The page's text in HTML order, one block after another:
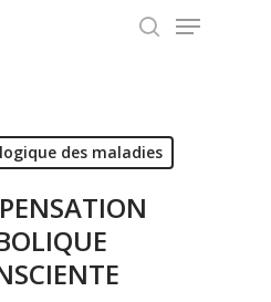
Menu
des maladies